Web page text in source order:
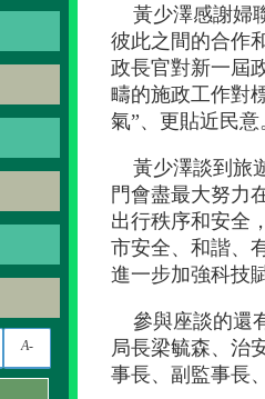
A-
黃少澤感謝婦
彼此之間的合作
政長官對新一屆
疇的施政工作對
氣”、更貼近民意
黃少澤談到旅
門會盡最大努力
出行秩序和安全
市安全、和諧、
進一步加強科技
參與座談的還
局長梁毓森、治
事長、副監事長